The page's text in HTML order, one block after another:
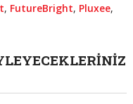
, FutureBright, Pluxee,